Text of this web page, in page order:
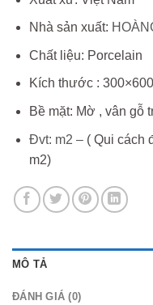
Nhà sản xuất:
Chất liệu: Porcelain
Kích thước :
Bề mặt: Mờ , vân gỗ
Đvt: m2 – ( Qui cách
m2)
MÔ TẢ
ĐÁNH GIÁ (0)